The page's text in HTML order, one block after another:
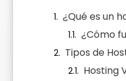
¿Qué es un
¿Cómo
Tipos de
Hosting